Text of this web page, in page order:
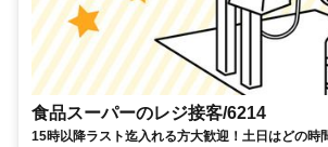
食品スーパーのレジ接客/6214
15時以降ラスト迄入れる方大歓迎！土日はどの時